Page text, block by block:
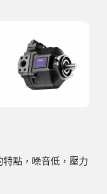
點，噪音低，壓力